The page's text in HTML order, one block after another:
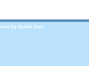
by Quick.Cart